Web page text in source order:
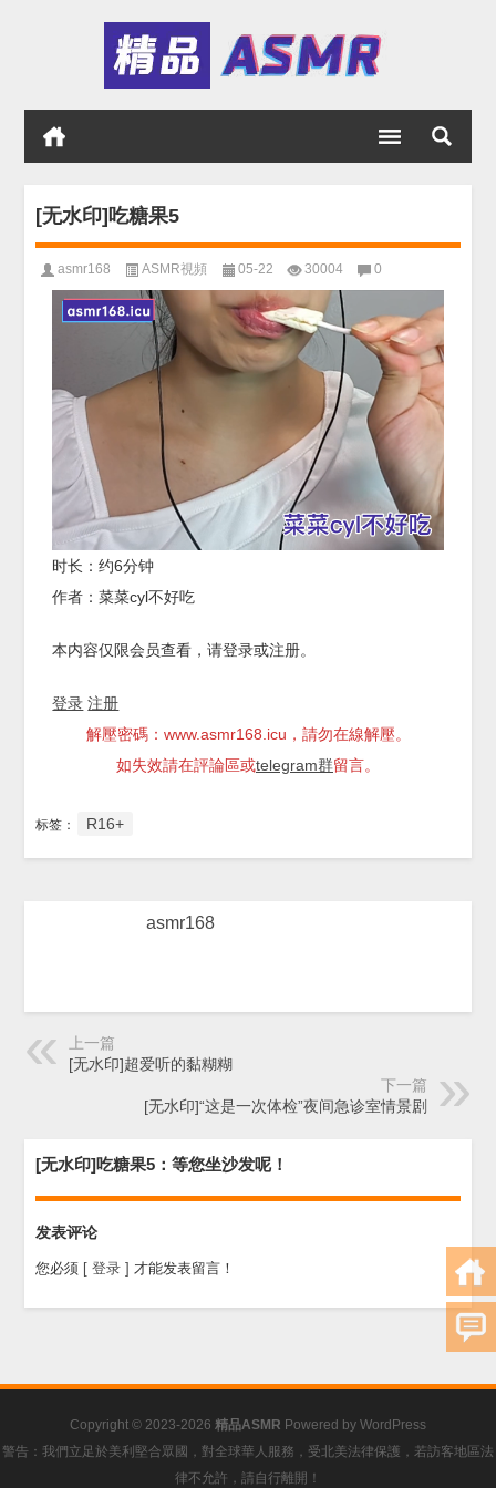
[无水印]吃糖果5
asmr168 ASMR視頻 05-22 30004 0
时长：约6分钟
作者：菜菜cyl不好吃
本内容仅限会员查看，请登录或注册。
登录 注册
解壓密碼：www.asmr168.icu，請勿在線解壓。
如失效請在評論區或telegram群留言。
标签： R16+
asmr168
上一篇
[无水印]超爱听的黏糊糊
下一篇
[无水印]“这是一次体检”夜间急诊室情景剧
[无水印]吃糖果5：等您坐沙发呢！
发表评论
您必须 [ 登录 ] 才能发表留言！
Copyright © 2023-2026 精品ASMR Powered by WordPress
警告：我們立足於美利堅合眾國，對全球華人服務，受北美法律保護，若訪客地區法
律不允許，請自行離開！